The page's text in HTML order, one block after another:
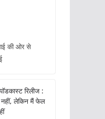
की ओर से
रिलीज :
नहीं, लेकिन मैं फेल